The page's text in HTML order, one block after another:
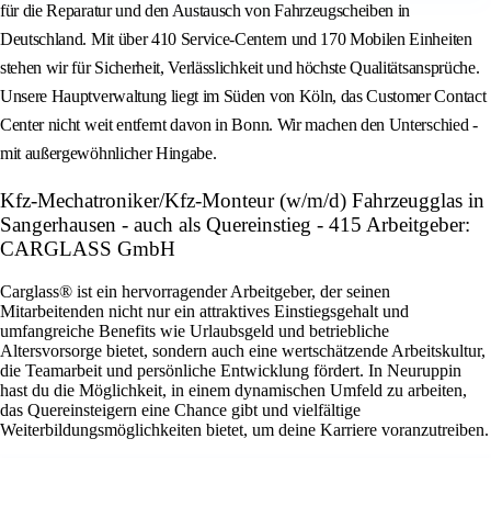
für die Reparatur und den Austausch von Fahrzeugscheiben in
Deutschland. Mit über 410 Service-Centern und 170 Mobilen Einheiten
stehen wir für Sicherheit, Verlässlichkeit und höchste Qualitätsansprüche.
Unsere Hauptverwaltung liegt im Süden von Köln, das Customer Contact
Center nicht weit entfernt davon in Bonn. Wir machen den Unterschied -
mit außergewöhnlicher Hingabe.
Kfz-Mechatroniker/Kfz-Monteur (w/m/d) Fahrzeugglas in
Sangerhausen - auch als Quereinstieg - 415 Arbeitgeber:
CARGLASS GmbH
Carglass® ist ein hervorragender Arbeitgeber, der seinen
Mitarbeitenden nicht nur ein attraktives Einstiegsgehalt und
umfangreiche Benefits wie Urlaubsgeld und betriebliche
Altersvorsorge bietet, sondern auch eine wertschätzende Arbeitskultur,
die Teamarbeit und persönliche Entwicklung fördert. In Neuruppin
hast du die Möglichkeit, in einem dynamischen Umfeld zu arbeiten,
das Quereinsteigern eine Chance gibt und vielfältige
Weiterbildungsmöglichkeiten bietet, um deine Karriere voranzutreiben.